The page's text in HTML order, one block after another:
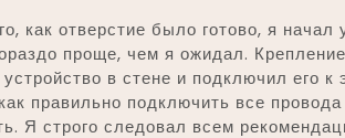
как отверстие было готово, я
проще, чем я ожидал.
в стене и подключил его
правильно подключить все
Я строго следовал всем